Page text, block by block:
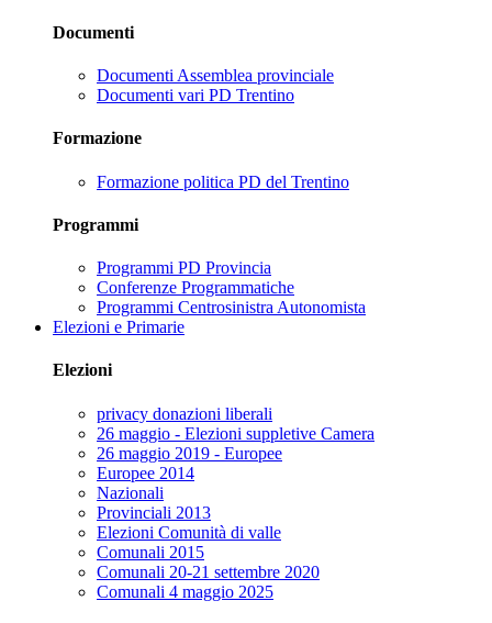
Documenti
Documenti Assemblea provinciale
Documenti vari PD Trentino
Formazione
Formazione politica PD del Trentino
Programmi
Programmi PD Provincia
Conferenze Programmatiche
Programmi Centrosinistra Autonomista
Elezioni e Primarie
Elezioni
privacy donazioni liberali
26 maggio - Elezioni suppletive Camera
26 maggio 2019 - Europee
Europee 2014
Nazionali
Provinciali 2013
Elezioni Comunità di valle
Comunali 2015
Comunali 20-21 settembre 2020
Comunali 4 maggio 2025